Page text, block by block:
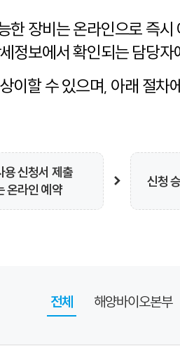
장비는 온라인으로 즉시
정보에서 확인되는 담당
이할 수 있으며, 아래 절차
용 신청서 제출
온라인 예약
신청
전체 해양바이오본부